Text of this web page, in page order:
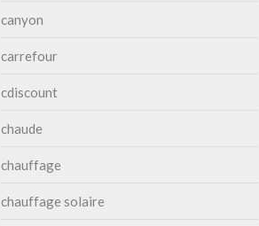
canyon
carrefour
cdiscount
chaude
chauffage
chauffage solaire